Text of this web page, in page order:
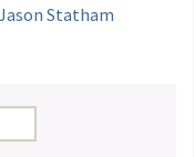
Statham